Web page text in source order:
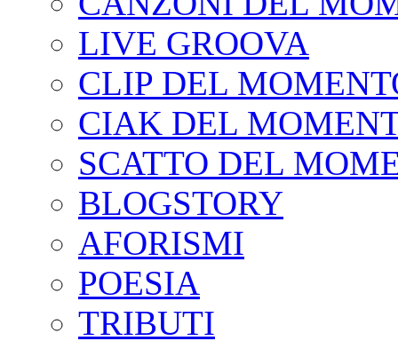
LIVE GROOVA
CLIP DEL
CIAK DEL
SCATTO DEL
BLOGSTORY
AFORISMI
POESIA
TRIBUTI